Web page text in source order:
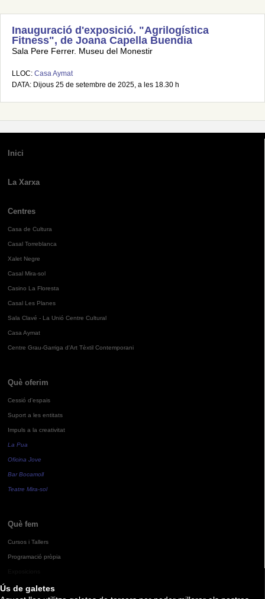
Ús de galetes
Inauguració d'exposició. "Agrilogística
Fitness", de Joana Capella Buendia
Sala Pere Ferrer. Museu del Monestir
LLOC: Casa Aymat
DATA: Dijous 25 de setembre de 2025, a les 18.30 h
Inici
La Xarxa
Centres
Casa de Cultura
Casal Torreblanca
Xalet Negre
Casal Mira-sol
Casino La Floresta
Casal Les Planes
Sala Clavé - La Unió Centre Cultural
Casa Aymat
Centre Grau-Garriga d'Art Tèxtil Contemporani
Què oferim
Cessió d'espais
Suport a les entitats
Impuls a la creativitat
La Pua
Oficina Jove
Bar Bocamoll
Teatre Mira-sol
Què fem
Cursos i Tallers
Programació pròpia